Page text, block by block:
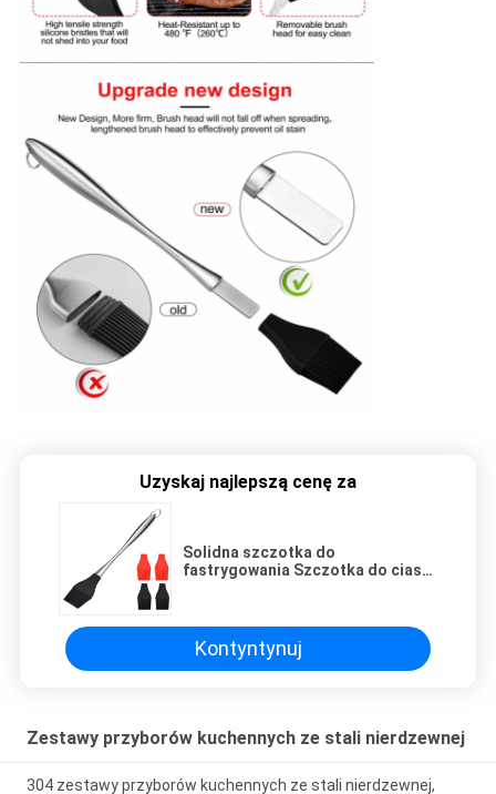
Uzyskaj najlepszą cenę za
Solidna szczotka do
fastrygowania Szczotka do ciasta
Kontyntynuj
Zestawy przyborów kuchennych ze stali nierdzewnej
304 zestawy przyborów kuchennych ze stali nierdzewnej,